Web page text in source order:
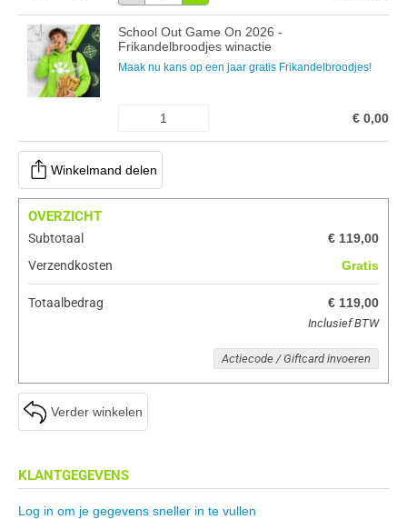
School Out Game On 2026 -
Frikandelbroodjes winactie
Maak nu kans op een jaar gratis Frikandelbroodjes!
1 € 0,00
Winkelmand delen
Verder winkelen
OVERZICHT
Subtotaal
€ 119,00
Verzendkosten
Gratis
Totaalbedrag € 119,00
Inclusief BTW
Actiecode / Giftcard invoeren
KLANTGEGEVENS
Log in om je gegevens sneller in te vullen